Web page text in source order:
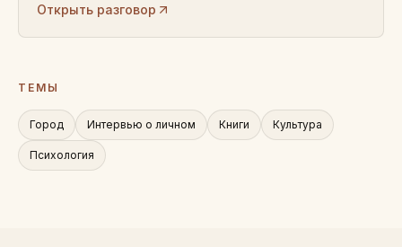
Открыть разговор
ТЕМЫ
Город Интервью о личном Книги Культура
Психология